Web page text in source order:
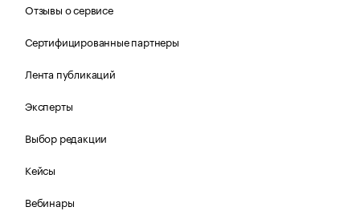
Отзывы о сервисе
Сертифицированные партнеры
Лента публикаций
Эксперты
Выбор редакции
Кейсы
Вебинары